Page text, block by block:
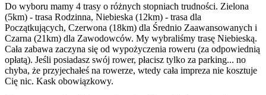
Do wyboru mamy 4 trasy o różnych stopniach trudności. Zielona
(5km) - trasa Rodzinna, Niebieska (12km) - trasa dla
Początkujących, Czerwona (18km) dla Średnio Zaawansowanych i
Czarna (21km) dla Zawodowców. My wybraliśmy trasę Niebieską.
Cała zabawa zaczyna się od wypożyczenia roweru (za odpowiednią
opłatą). Jeśli posiadasz swój rower, płacisz tylko za parking... no
chyba, że przyjechałeś na rowerze, wtedy cała impreza nie kosztuje
Cię nic. Kask obowiązkowy.